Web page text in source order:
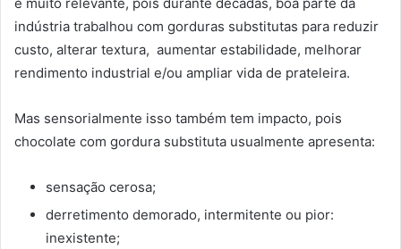
indústria trabalhou com gorduras substitutas para reduzir
custo, alterar textura, aumentar estabilidade, melhorar
rendimento industrial e/ou ampliar vida de prateleira.
Mas sensorialmente isso também tem impacto, pois
chocolate com gordura substituta usualmente apresenta:
sensação cerosa;
derretimento demorado, intermitente ou pior:
inexistente;